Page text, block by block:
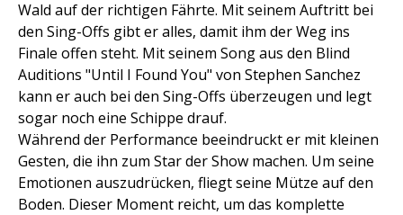
Wald auf der richtigen Fährte. Mit seinem Auftritt bei
den Sing-Offs gibt er alles, damit ihm der Weg ins
Finale offen steht. Mit seinem Song aus den Blind
Auditions "Until I Found You" von Stephen Sanchez
kann er auch bei den Sing-Offs überzeugen und legt
sogar noch eine Schippe drauf.
Während der Performance beeindruckt er mit kleinen
Gesten, die ihn zum Star der Show machen. Um seine
Emotionen auszudrücken, fliegt seine Mütze auf den
Boden. Dieser Moment reicht, um das komplette